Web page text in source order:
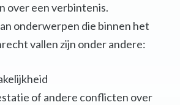
over een verbintenis.
onderwerpen die binnen het
vallen zijn onder andere:
of andere conflicten over